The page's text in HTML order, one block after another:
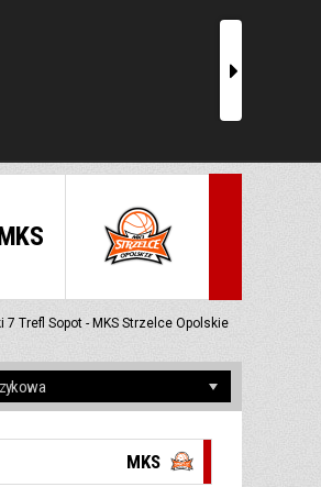
r
Trefl Sopot - MKS Strzelce Opolskie
MKS